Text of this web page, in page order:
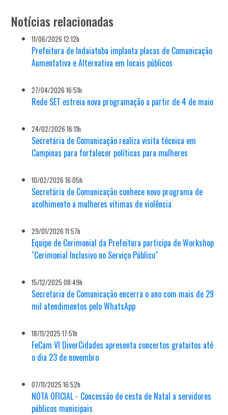
Notícias relacionadas
11/06/2026 12:12h
Prefeitura de Indaiatuba implanta placas de Comunicação
Aumentativa e Alternativa em locais públicos
27/04/2026 16:51h
Rede SET estreia nova programação a partir de 4 de maio
24/02/2026 16:11h
Secretária de Comunicação realiza visita técnica em
Campinas para fortalecer políticas para mulheres
10/02/2026 16:05h
Secretária de Comunicação conhece novo programa de
acolhimento a mulheres vítimas de violência
29/01/2026 11:57h
Equipe de Cerimonial da Prefeitura participa de Workshop
"Cerimonial Inclusivo no Serviço Público"
15/12/2025 08:49h
Secretaria de Comunicação encerra o ano com mais de 29
mil atendimentos pelo WhatsApp
18/11/2025 17:51h
FeCam VI DiverCidades apresenta concertos gratuitos até
o dia 23 de novembro
07/11/2025 16:52h
NOTA OFICIAL - Concessão de cesta de Natal a servidores
públicos municipais